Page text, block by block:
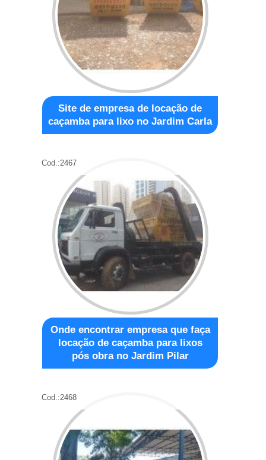
Site de empresa de locação de
caçamba para lixo no Jardim Carla
Cod.:2467
Onde encontrar empresa que faça
locação de caçamba para lixos
pós obra no Jardim Pilar
Cod.:2468